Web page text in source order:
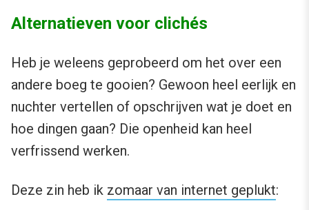
Alternatieven voor clichés
Heb je weleens geprobeerd om het over een
andere boeg te gooien? Gewoon heel eerlijk en
nuchter vertellen of opschrijven wat je doet en
hoe dingen gaan? Die openheid kan heel
verfrissend werken.
Deze zin heb ik zomaar van internet geplukt: